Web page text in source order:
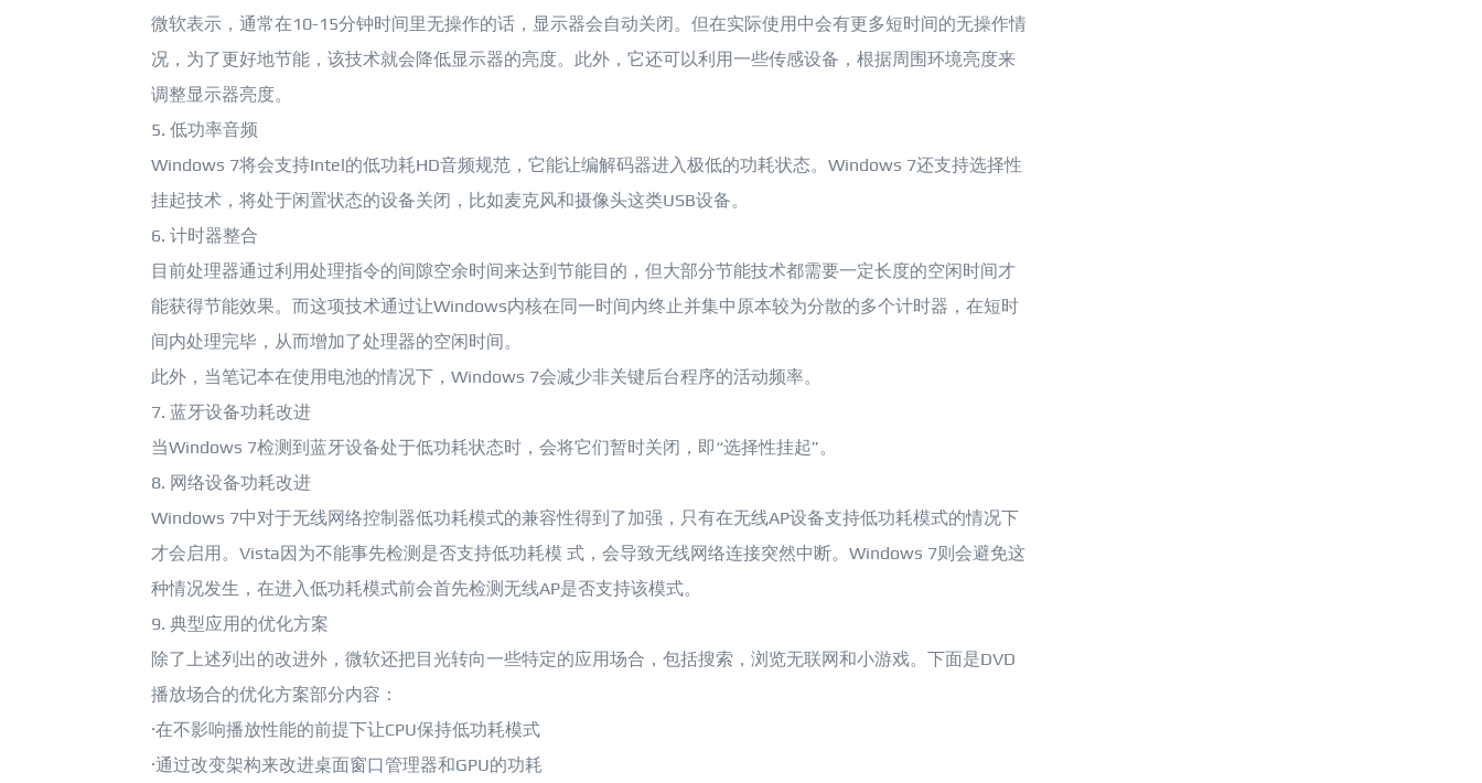
微软表示，通常在10-15分钟时间里无操作的话，显示器会自动关闭。但在实际使用中会有更多短时间的无操作情
况，为了更好地节能，该技术就会降低显示器的亮度。此外，它还可以利用一些传感设备，根据周围环境亮度来
调整显示器亮度。
5. 低功率音频
Windows 7将会支持Intel的低功耗HD音频规范，它能让编解码器进入极低的功耗状态。Windows 7还支持选择性
挂起技术，将处于闲置状态的设备关闭，比如麦克风和摄像头这类USB设备。
6. 计时器整合
目前处理器通过利用处理指令的间隙空余时间来达到节能目的，但大部分节能技术都需要一定长度的空闲时间才
能获得节能效果。而这项技术通过让Windows内核在同一时间内终止并集中原本较为分散的多个计时器，在短时
间内处理完毕，从而增加了处理器的空闲时间。
此外，当笔记本在使用电池的情况下，Windows 7会减少非关键后台程序的活动频率。
7. 蓝牙设备功耗改进
当Windows 7检测到蓝牙设备处于低功耗状态时，会将它们暂时关闭，即“选择性挂起”。
8. 网络设备功耗改进
Windows 7中对于无线网络控制器低功耗模式的兼容性得到了加强，只有在无线AP设备支持低功耗模式的情况下
才会启用。Vista因为不能事先检测是否支持低功耗模 式，会导致无线网络连接突然中断。Windows 7则会避免这
种情况发生，在进入低功耗模式前会首先检测无线AP是否支持该模式。
9. 典型应用的优化方案
除了上述列出的改进外，微软还把目光转向一些特定的应用场合，包括搜索，浏览无联网和小游戏。下面是DVD
播放场合的优化方案部分内容：
·在不影响播放性能的前提下让CPU保持低功耗模式
·通过改变架构来改进桌面窗口管理器和GPU的功耗